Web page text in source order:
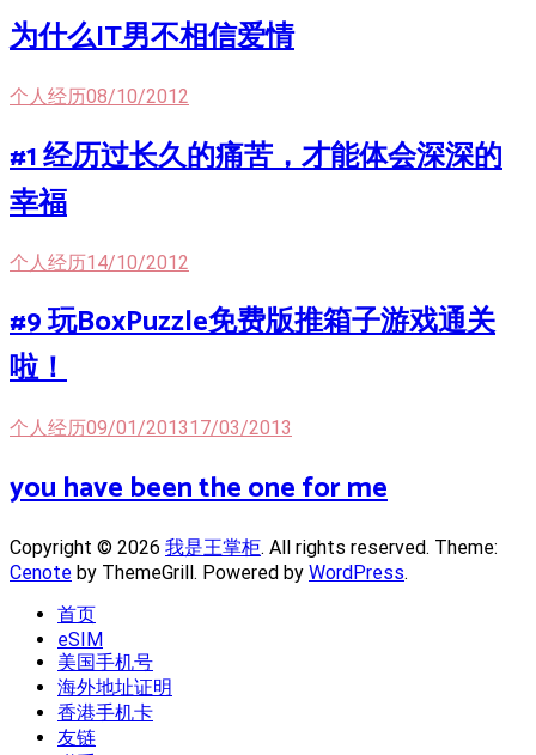
为什么IT男不相信爱情
个人经历08/10/2012
#1 经历过长久的痛苦，才能体会深深的
幸福
个人经历14/10/2012
#9 玩BoxPuzzle免费版推箱子游戏通关
啦！
个人经历09/01/201317/03/2013
you have been the one for me
Copyright © 2026 我是王掌柜. All rights reserved. Theme:
Cenote by ThemeGrill. Powered by WordPress.
首页
eSIM
美国手机号
海外地址证明
香港手机卡
友链